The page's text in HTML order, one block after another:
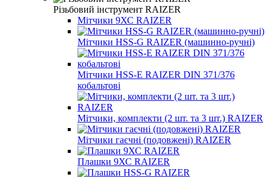
Різьбовий інструмент RAIZER
Мітчики 9ХС RAIZER
Мітчики HSS-G RAIZER (машинно-ручні)
Мітчики HSS-E RAIZER DIN 371/376
кобальтові
Мітчики, комплекти (2 шт. та 3 шт.) RAIZER
Мітчики гаєчні (подовжені) RAIZER
Плашки 9ХС RAIZER